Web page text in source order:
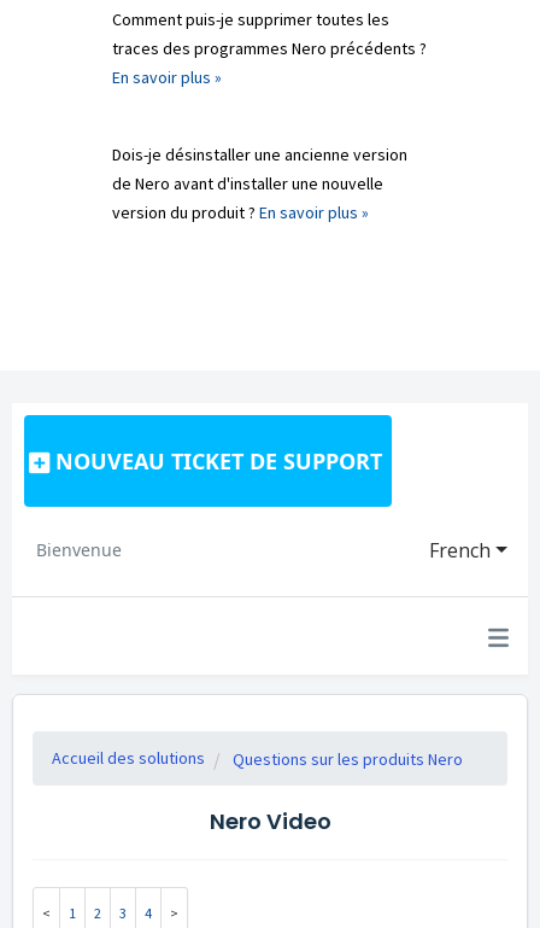
Comment puis-je supprimer toutes les
traces des programmes Nero précédents ?
En savoir plus »
Dois-je désinstaller une ancienne version
de Nero avant d'installer une nouvelle
version du produit ? En savoir plus »
NOUVEAU TICKET DE SUPPORT
French
Bienvenue
Accueil des solutions Questions sur les produits Nero
Nero Video
1 2 3 4